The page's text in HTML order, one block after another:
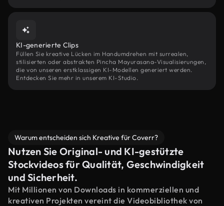
KI-generierte Clips
Füllen Sie kreative Lücken im Handumdrehen mit surrealen,
stilisierten oder abstrakten Pincha Mayurasana-Visualisierungen,
die von unseren erstklassigen KI-Modellen generiert werden.
Entdecken Sie mehr in unserem KI-Studio.
Warum entscheiden sich Kreative für Coverr?
Nutzen Sie Original- und KI-gestützte
Stockvideos für Qualität, Geschwindigkeit
und Sicherheit.
Mit Millionen von Downloads in kommerziellen und
kreativen Projekten vereint die Videobibliothek von